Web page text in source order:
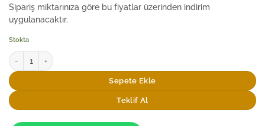
Sipariş miktarınıza göre bu fiyatlar üzerinden indirim
uygulanacaktır.
Stokta
Elsanat Divriği Kahve Seti adet
Sepete Ekle
Teklif Al